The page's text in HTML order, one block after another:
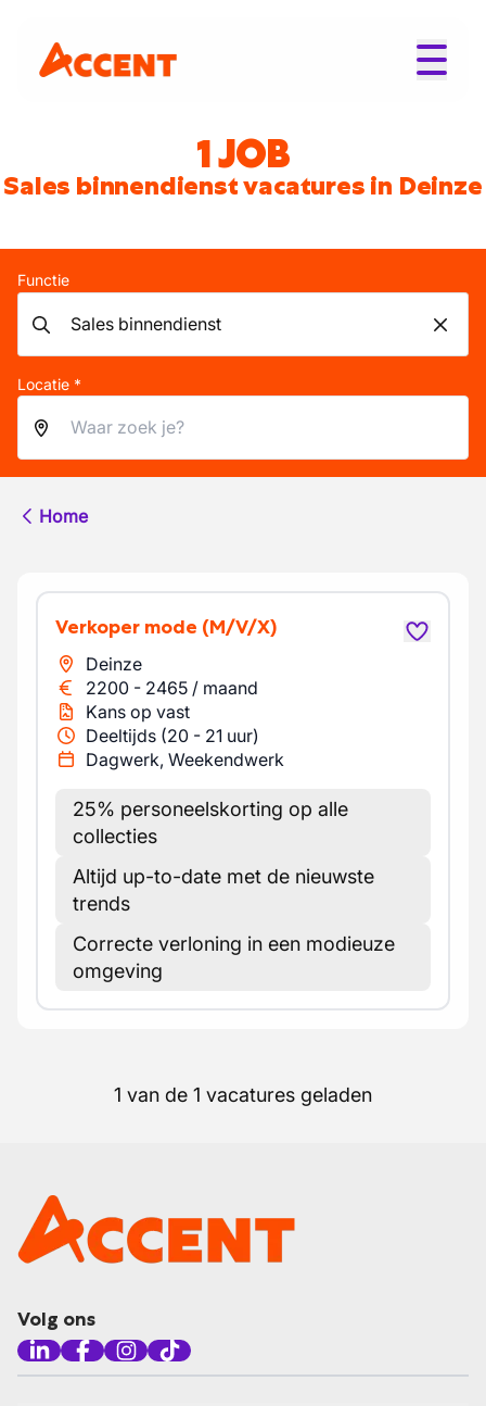
1 JOB
Sales binnendienst vacatures in Deinze
Functie
Locatie *
Home
Verkoper mode (M/V/X)
Deinze
2200 - 2465 / maand
Kans op vast
Deeltijds (20 - 21 uur)
Dagwerk, Weekendwerk
25% personeelskorting op alle
collecties
Altijd up-to-date met de nieuwste
trends
Correcte verloning in een modieuze
omgeving
1 van de 1 vacatures geladen
Volg ons